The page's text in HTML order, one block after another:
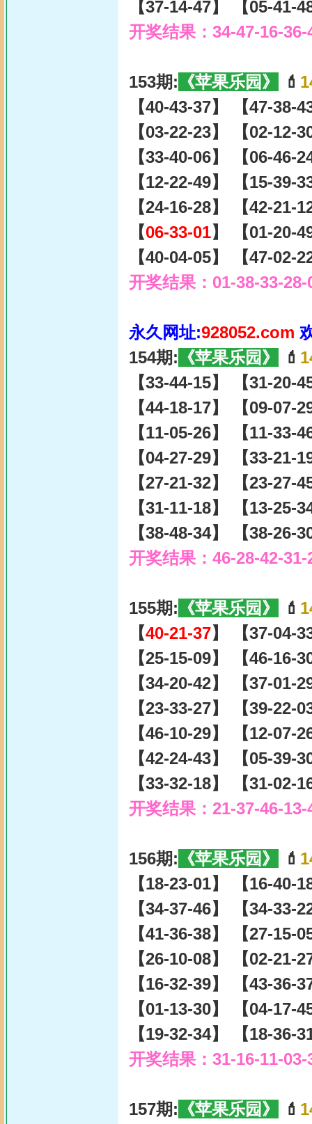
【37-14-47】 【05-41-
开奖结果：34-47-16-
153期: 《苹果乐园》 💄
【40-43-37】 【47-38-
【03-22-23】 【02-12-
【33-40-06】 【06-46-
【12-22-49】 【15-39-
【24-16-28】 【42-21-
【06-33-01】 【01-20-
【40-04-05】 【47-02-
开奖结果：01-38-33-
永久网址:928052.com
154期: 《苹果乐园》 💄
【33-44-15】 【31-20-
【44-18-17】 【09-07-
【11-05-26】 【11-33-
【04-27-29】 【33-21-
【27-21-32】 【23-27-
【31-11-18】 【13-25-
【38-48-34】 【38-26-
开奖结果：46-28-42-
155期: 《苹果乐园》 💄
【40-21-37】 【37-04-
【25-15-09】 【46-16-
【34-20-42】 【37-01-
【23-33-27】 【39-22-
【46-10-29】 【12-07-
【42-24-43】 【05-39-
【33-32-18】 【31-02-
开奖结果：21-37-46-
156期: 《苹果乐园》 💄
【18-23-01】 【16-40-
【34-37-46】 【34-33-
【41-36-38】 【27-15-
【26-10-08】 【02-21-
【16-32-39】 【43-36-
【01-13-30】 【04-17-
【19-32-34】 【18-36-
开奖结果：31-16-11-
157期: 《苹果乐园》 💄